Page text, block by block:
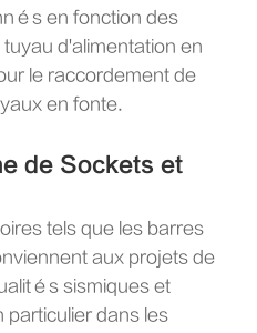
en fonction des
d'alimentation en
le raccordement de
en fonte.
de Sockets et
tels que les barres
aux projets de
sismiques et
particulier dans les